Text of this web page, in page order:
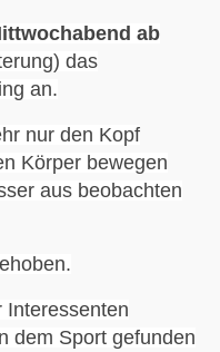
ab
das
an.
nur den Kopf
Körper bewegen
aus beobachten
Interessenten
dem Sport gefunden